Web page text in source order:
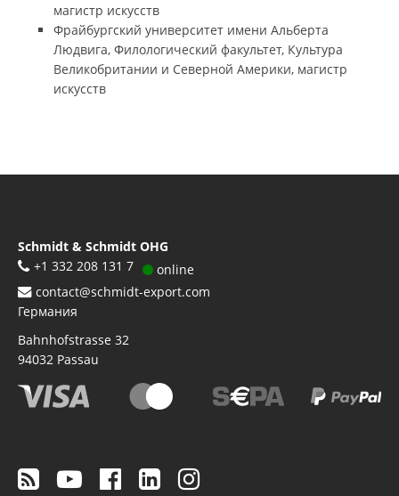
магистр искусств
Фрайбургский университет имени Альберта
Людвига, Филологический факультет, Культура
Великобритании и Северной Америки, магистр
искусств
Schmidt & Schmidt OHG
+1 332 208 131 7
online
contact@schmidt-export.com
Германия
Bahnhofstrasse 32
94032 Passau